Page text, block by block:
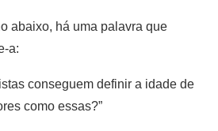
abaixo, há uma palavra que
a:
conseguem definir a idade de
como essas?”